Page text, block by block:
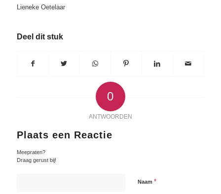
Lieneke Oetelaar
Deel dit stuk
0
ANTWOORDEN
Plaats een Reactie
Meepraten?
Draag gerust bij!
Naam *